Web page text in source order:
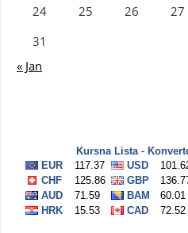
24
25 26 27
31
« Jan